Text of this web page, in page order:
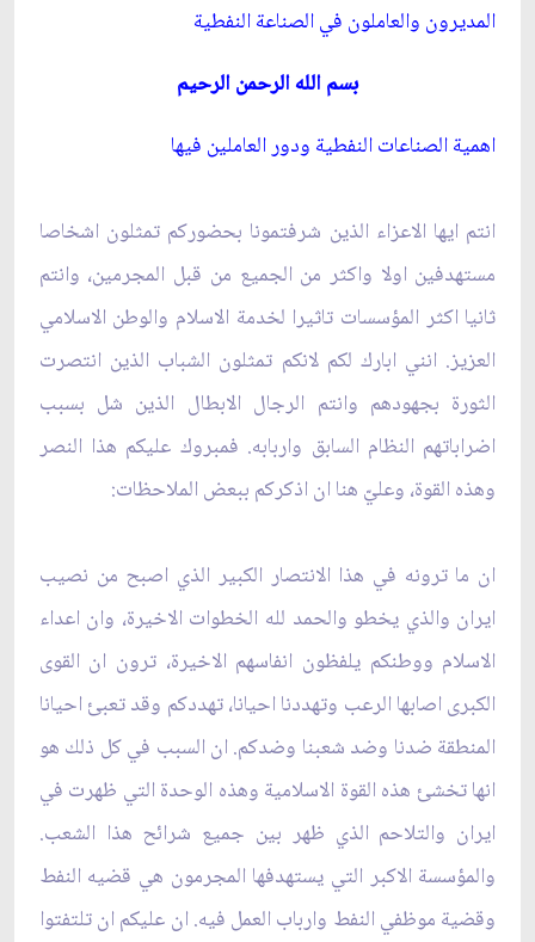
المديرون والعاملون في الصناعة النفطية
بسم الله الرحمن الرحيم
اهمية الصناعات النفطية ودور العاملين فيها
انتم ايها الاعزاء الذين شرفتمونا بحضوركم تمثلون اشخاصا
مستهدفين اولا واكثر من الجميع من قبل المجرمين، وانتم
ثانيا اكثر المؤسسات تاثيرا لخدمة الاسلام والوطن الاسلامي
العزيز. انني ابارك لكم لانكم تمثلون الشباب الذين انتصرت
الثورة بجهودهم وانتم الرجال الابطال الذين شل بسبب
اضراباتهم النظام السابق واربابه. فمبروك عليكم هذا النصر
وهذه القوة، وعليّ هنا ان اذكركم ببعض الملاحظات:
ان ما ترونه في هذا الانتصار الكبير الذي اصبح من نصيب
ايران والذي يخطو والحمد لله الخطوات الاخيرة، وان اعداء
الاسلام ووطنكم يلفظون انفاسهم الاخيرة، ترون ان القوى
الكبرى اصابها الرعب وتهددنا احيانا، تهددكم وقد تعبئ احيانا
المنطقة ضدنا وضد شعبنا وضدكم. ان السبب في كل ذلك هو
انها تخشئ هذه القوة الاسلامية وهذه الوحدة التي ظهرت في
ايران والتلاحم الذي ظهر بين جميع شرائح هذا الشعب.
والمؤسسة الاكبر التي يستهدفها المجرمون هي قضيه النفط
وقضية موظفي النفط وارباب العمل فيه. ان عليكم ان تلتفتوا